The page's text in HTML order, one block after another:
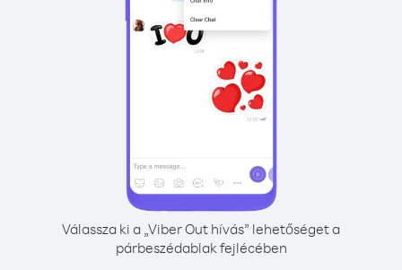
Válassza ki a „Viber Out hívás” lehetőséget a
párbeszédablak fejlécében